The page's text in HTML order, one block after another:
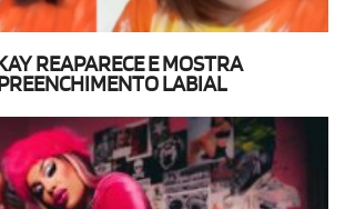
REAPARECE E MOSTRA
LABIAL